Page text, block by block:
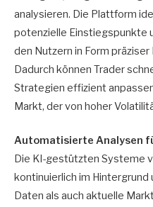
analysieren. Die Plattform
potenzielle Einstiegspunkte
den Nutzern in Form
Dadurch können Trader
Strategien effizient
Markt, der von hoher
Automatisierte Analysen
Die KI-gestützten Systeme
kontinuierlich im
Daten als auch aktuelle